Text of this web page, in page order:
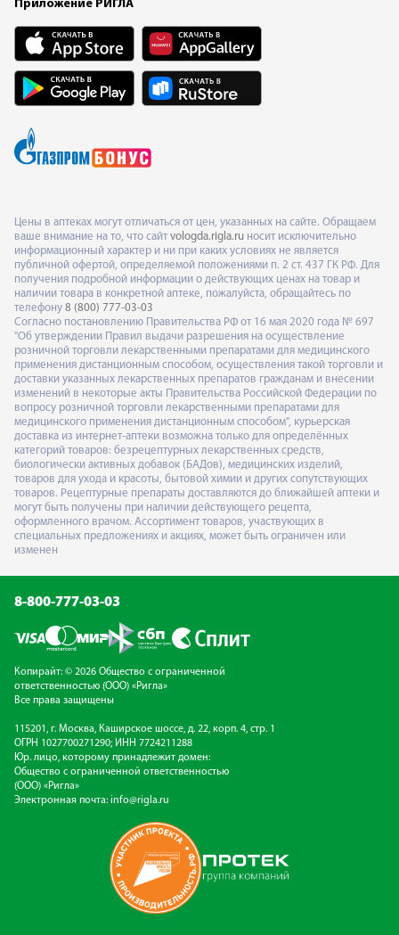
Приложение РИГЛА
Цены в аптеках могут отличаться от цен, указанных на сайте. Обращаем
ваше внимание на то, что сайт vologda.rigla.ru носит исключительно
информационный характер и ни при каких условиях не является
публичной офертой, определяемой положениями п. 2 ст. 437 ГК РФ. Для
получения подробной информации о действующих ценах на товар и
наличии товара в конкретной аптеке, пожалуйста, обращайтесь по
телефону 8 (800) 777-03-03
Согласно постановлению Правительства РФ от 16 мая 2020 года № 697
"Об утверждении Правил выдачи разрешения на осуществление
розничной торговли лекарственными препаратами для медицинского
применения дистанционным способом, осуществления такой торговли и
доставки указанных лекарственных препаратов гражданам и внесении
изменений в некоторые акты Правительства Российской Федерации по
вопросу розничной торговли лекарственными препаратами для
медицинского применения дистанционным способом", курьерская
доставка из интернет-аптеки возможна только для определённых
категорий товаров: безрецептурных лекарственных средств,
биологически активных добавок (БАДов), медицинских изделий,
товаров для ухода и красоты, бытовой химии и других сопутствующих
товаров. Рецептурные препараты доставляются до ближайшей аптеки и
могут быть получены при наличии действующего рецепта,
оформленного врачом. Ассортимент товаров, участвующих в
специальных предложениях и акциях, может быть ограничен или
изменен
8-800-777-03-03
Копирайт: © 2026 Общество с ограниченной
ответственностью (ООО) «Ригла»
Все права защищены
115201, г. Москва, Каширское шоссе, д. 22, корп. 4, стр. 1
ОГРН 1027700271290; ИНН 7724211288
Юр. лицо, которому принадлежит домен:
Общество с ограниченной ответственностью
(ООО) «Ригла»
Электронная почта: info@rigla.ru